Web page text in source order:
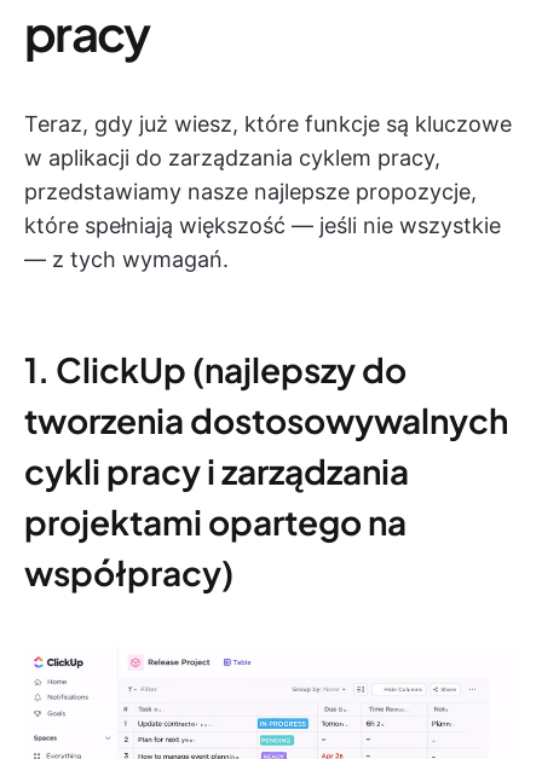
pracy
Teraz, gdy już wiesz, które funkcje są kluczowe
w aplikacji do zarządzania cyklem pracy,
przedstawiamy nasze najlepsze propozycje,
które spełniają większość — jeśli nie wszystkie
— z tych wymagań.
1. ClickUp (najlepszy do
tworzenia dostosowywalnych
cykli pracy i zarządzania
projektami opartego na
współpracy)